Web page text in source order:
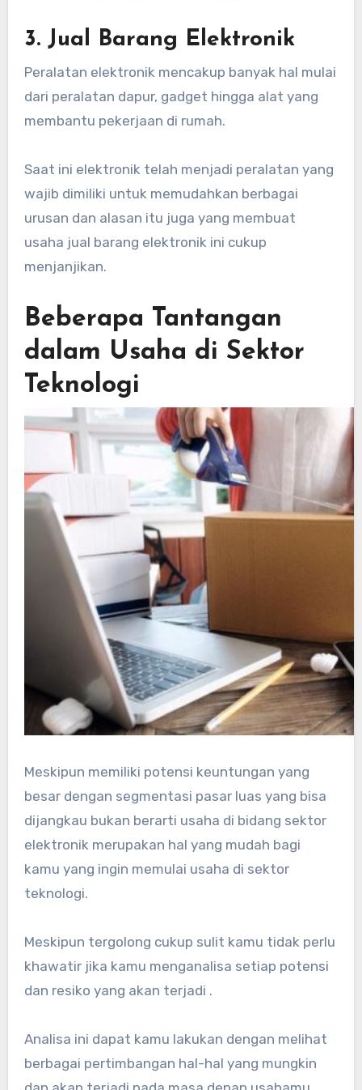
3. Jual Barang Elektronik
Peralatan elektronik mencakup banyak hal mulai
dari peralatan dapur, gadget hingga alat yang
membantu pekerjaan di rumah.
Saat ini elektronik telah menjadi peralatan yang
wajib dimiliki untuk memudahkan berbagai
urusan dan alasan itu juga yang membuat
usaha jual barang elektronik ini cukup
menjanjikan.
Beberapa Tantangan
dalam Usaha di Sektor
Teknologi
Meskipun memiliki potensi keuntungan yang
besar dengan segmentasi pasar luas yang bisa
dijangkau bukan berarti usaha di bidang sektor
elektronik merupakan hal yang mudah bagi
kamu yang ingin memulai usaha di sektor
teknologi.
Meskipun tergolong cukup sulit kamu tidak perlu
khawatir jika kamu menganalisa setiap potensi
dan resiko yang akan terjadi .
Analisa ini dapat kamu lakukan dengan melihat
berbagai pertimbangan hal-hal yang mungkin